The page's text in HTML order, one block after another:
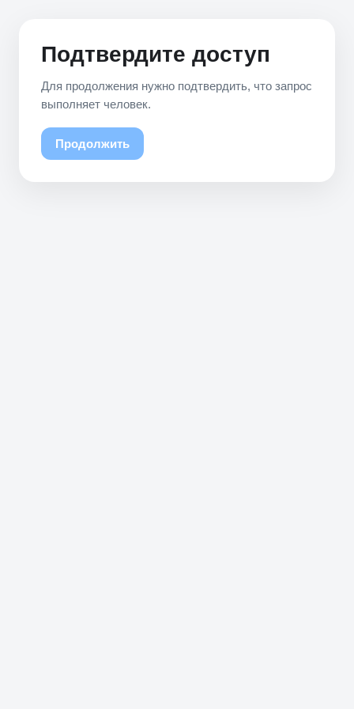
Подтвердите доступ
Для продолжения нужно подтвердить, что запрос
выполняет человек.
Продолжить